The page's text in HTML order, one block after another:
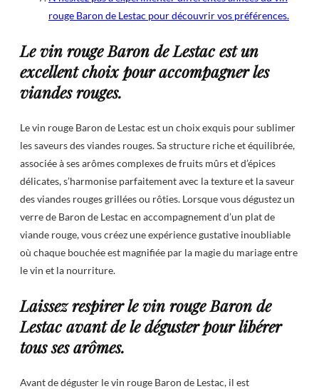
rouge Baron de Lestac pour découvrir vos préférences.
Le vin rouge Baron de Lestac est un
excellent choix pour accompagner les
viandes rouges.
Le vin rouge Baron de Lestac est un choix exquis pour sublimer
les saveurs des viandes rouges. Sa structure riche et équilibrée,
associée à ses arômes complexes de fruits mûrs et d’épices
délicates, s’harmonise parfaitement avec la texture et la saveur
des viandes rouges grillées ou rôties. Lorsque vous dégustez un
verre de Baron de Lestac en accompagnement d’un plat de
viande rouge, vous créez une expérience gustative inoubliable
où chaque bouchée est magnifiée par la magie du mariage entre
le vin et la nourriture.
Laissez respirer le vin rouge Baron de
Lestac avant de le déguster pour libérer
tous ses arômes.
Avant de déguster le vin rouge Baron de Lestac, il est